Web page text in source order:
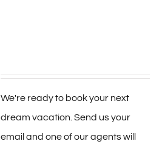
We're ready to book your next
dream vacation. Send us your
email and one of our agents will